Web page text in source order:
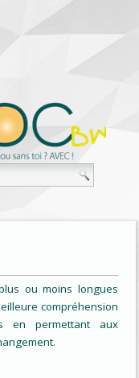
ou moins longues
compréhension
en permettant aux